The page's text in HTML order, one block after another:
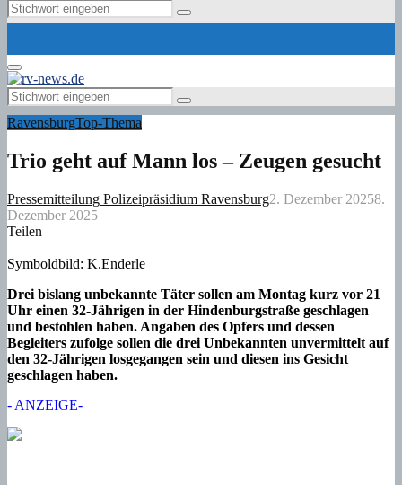
Search
Search
Primary
Menu
Search
for:
Search
RavensburgTop-Thema
Trio geht auf Mann los – Zeugen gesucht
Pressemitteilung Polizeipräsidium Ravensburg2. Dezember 20258.
Dezember 2025
Teilen
Symboldbild: K.Enderle
Drei bislang unbekannte Täter sollen am Montag kurz vor 21
Uhr einen 32-Jährigen in der Hindenburgstraße geschlagen
und bestohlen haben. Angaben des Opfers und dessen
Begleiters zufolge sollen die drei Unbekannten unvermittelt auf
den 32-Jährigen losgegangen sein und diesen ins Gesicht
geschlagen haben.
- ANZEIGE-